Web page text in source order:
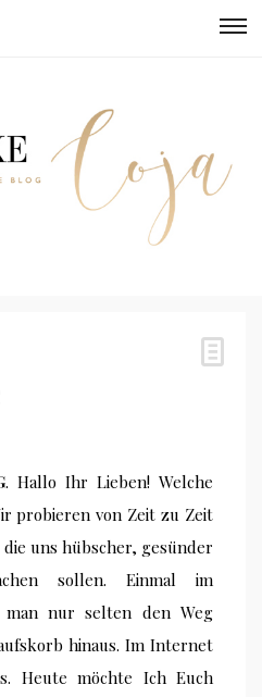
. Hallo Ihr Lieben! Welche
probieren von Zeit zu Zeit
uns hübscher, gesünder
sollen. Einmal im
nur selten den Weg
hinaus. Im Internet
Heute möchte Ich Euch